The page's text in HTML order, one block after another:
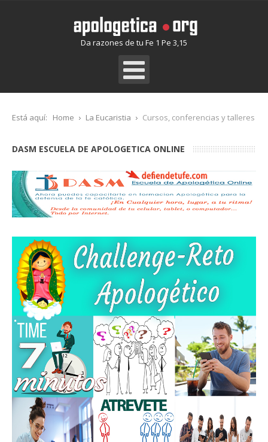
Da razones de tu Fe 1 Pe 3,15
Está aquí: Home La Eucaristia Cursos, conferencias y talleres
DASM ESCUELA DE APOLOGETICA ONLINE